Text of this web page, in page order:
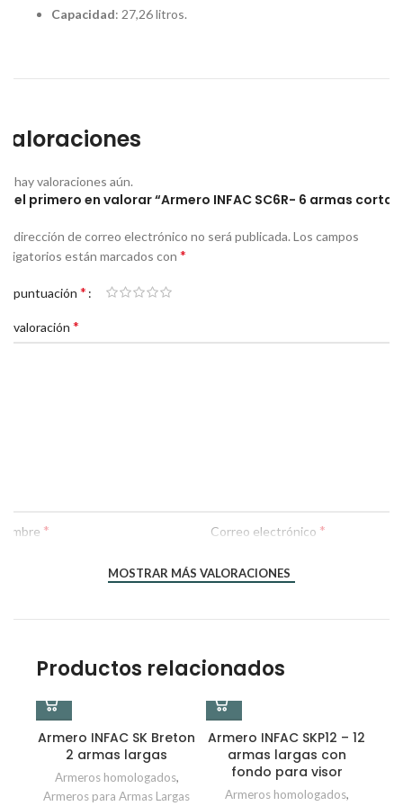
Capacidad: 27,26 litros.
hay valoraciones aún.
el primero en valorar “Armero INFAC SC6R- 6 armas
dirección de correo electrónico no será publicada.Los campos
están marcados con *
puntuación *
valoración *
* Correo electrónico *
MOSTRAR MÁS VALORACIONES
Productos relacionados
Armero INFAC SK Breton
2 armas largas
Armeros homologados,
Armeros para Armas Largas
Armero INFAC SKP12 – 12
armas largas con
fondo para visor
Armeros homologados,